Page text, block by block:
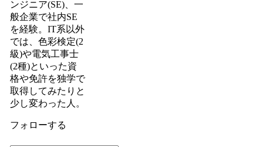
ンジニア(SE)、一
般企業で社内SE
を経験。IT系以外
では、色彩検定(2
級)や電気工事士
(2種)といった資
格や免許を独学で
取得してみたりと
少し変わった人。
フォローする